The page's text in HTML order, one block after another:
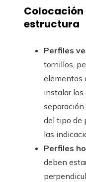
Colocación
estructura
Perfiles
tornillos,
elementos
instalar los
del tipo de
las
Perfiles
deben